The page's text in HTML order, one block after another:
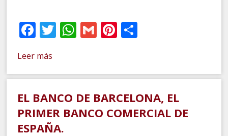
Facebook
Twitter
WhatsApp
GmailPinterest
Leer más
EL BANCO DE BARCELONA, EL
PRIMER BANCO COMERCIAL DE
ESPAÑA.